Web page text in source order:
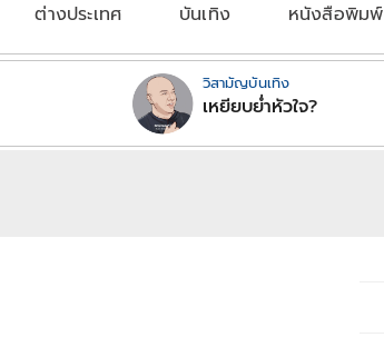
ต่างประเทศ บันเทิง หนังสือพิมพ์
วิสามัญบันเทิง
เหยียบย่ำหัวใจ?